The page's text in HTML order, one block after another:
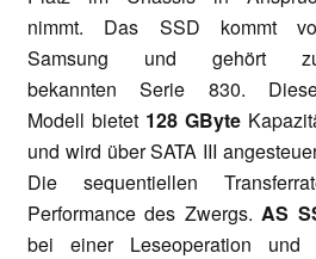
nimmt. Das SSD kommt
Samsung und gehört
bekannten Serie 830.
Modell bietet 128 GByte
und wird über SATA III
Die sequentiellen
Performance des Zwergs.AS
bei einer Leseoperation